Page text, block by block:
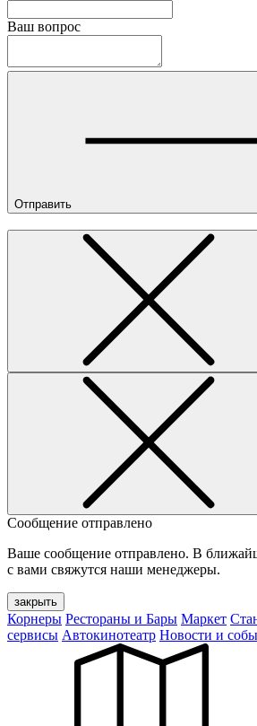
Ваш вопрос
Отправить
Сообщение отправлено
Ваше сообщение отправлено. В
с вами свяжутся наши менеджеры.
закрыть
Корнеры Рестораны и Бары Маркет
сервисы Автокинотеатр Новости и